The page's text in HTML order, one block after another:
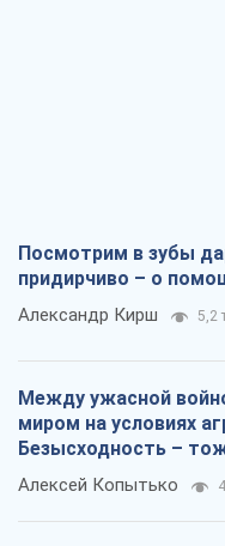
Посмотрим в зубы
придирчиво – о
Александр Кирш 5,2
Между ужасной
миром на условиях
Безысходность –
Алексей Копытько